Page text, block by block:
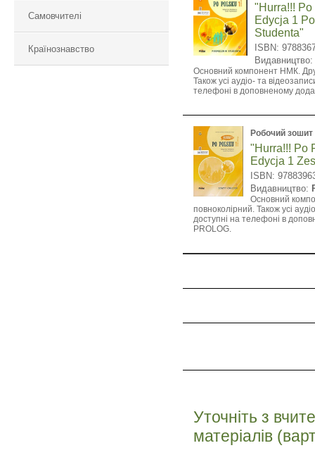
Самовчителі
Країнознавство
"Hurra!!!
Edycja 1
Studenta"
ISBN:
Основний компонент НМК.
Також усі аудіо- та
телефоні в доповненому
Робочий зошит
"Hurra!!! Po
Edycja 1
ISBN:
Видавництво:
Основний
повноколірний. Також усі
доступні на телефоні в
PROLOG.
Уточніть з
матеріалів